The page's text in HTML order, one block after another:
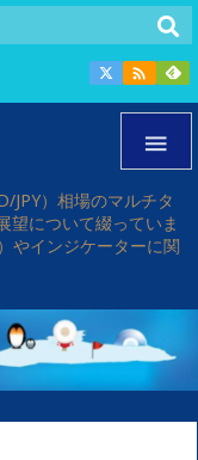


JPY）相場のマルチタ
望について綴っていま
やインジケーターに関